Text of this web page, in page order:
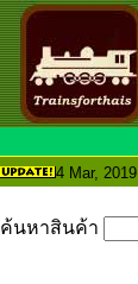
4 Mar, 2019
ค้นหาสินค้า